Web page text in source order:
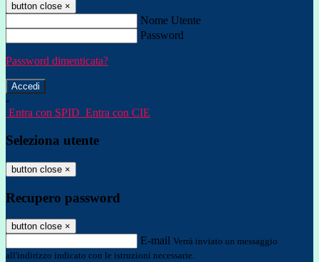
button close ×
Nome Utente
Password
Password dimenticata?
-
Entra con SPID Entra con CIE
Seleziona utente
button close ×
Recupero password
button close ×
E-mail Verrà inviato un messaggio
all'indirizzo indicato con le istruzioni necessarie.